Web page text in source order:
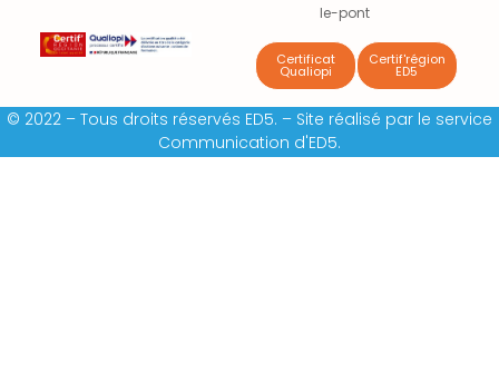
le-pont
Certificat
Qualiopi
Certif'région
ED5
© 2022 – Tous droits réservés ED5. – Site réalisé par le service
Communication d'ED5.